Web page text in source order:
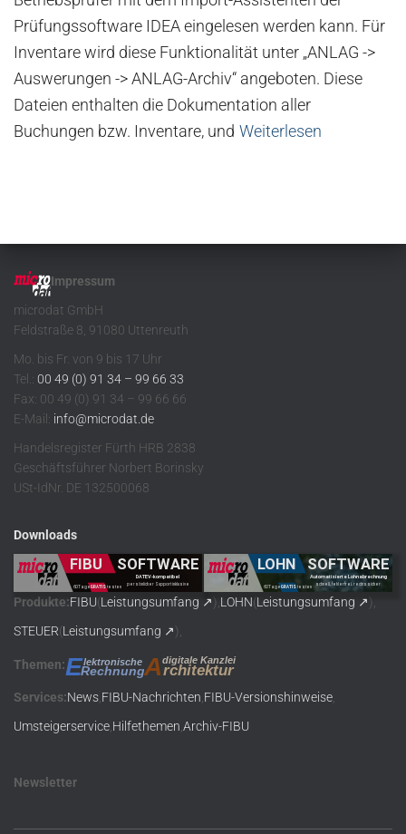
Prüfungssoftware IDEA eingelesen werden kann. Für
Inventare wird diese Funktionalität unter „ANLAG ->
Auswerungen -> ANLAG-Archiv“ angeboten. Diese
Dateien enthalten die Dokumentation aller
Buchungen bzw. Inventare, und Weiterlesen
Impressum
microdat GmbH
Feldstraße 8, 91080 Uttenreuth
Mo. bis Fr. von 9 bis 17 Uhr
Tel.: 00 49 (0) 91 34 – 99 66 33
Fax: 00 49 (0) 91 34 – 99 66 66
E-Mail: info@microdat.de
Handelsregister Fürth HRB 2838
Geschäftsführer Norbert Borinsky
USt-IdNr. DE 132500068
Downloads
Produkte:FIBU(Leistungsumfang ), LOHN(Leistungsumfang
),
STEUER(Leistungsumfang ),
Themen: lektronische
Rechnung
E digitale Kanzlei
rchitektur
A
Services:News FIBU-Nachrichten FIBU-Versionshinweise
Umsteigerservice Hilfethemen Archiv-FIBU
Newsletter